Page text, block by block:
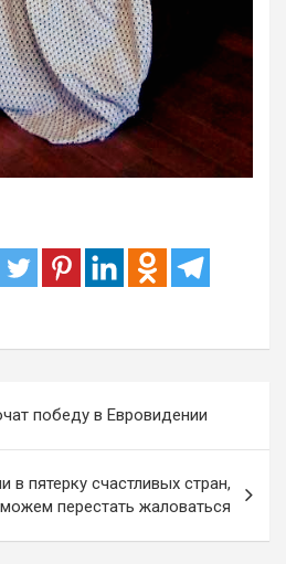
победу в Евровидении
пятерку счастливых стран,
перестать жаловаться